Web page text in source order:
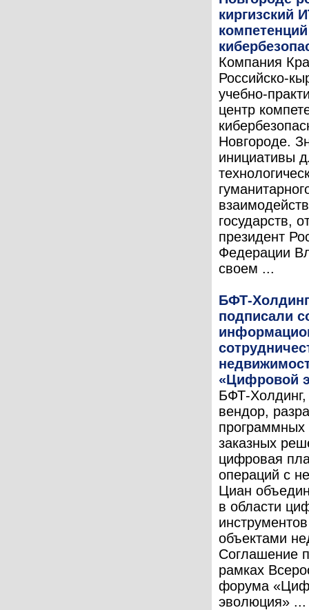
киргизский
Компания
Российско-
учебно-
центр
Новгороде.
инициативы
государств,
президент
Федерации
своем ...
БФТ-
подписали
«Цифровой
БФТ-Холдинг,
вендор,
программных
заказных
цифровая
операций с
Циан
в области
объектами
Соглашение
рамках
форума
эволюция» ...